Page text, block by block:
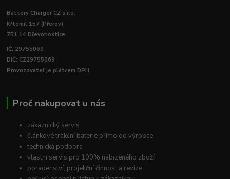
Battery Charger CZ s.r.o.
Křtomil 157 (Přerov)
751 14 Dřevohostice
IČ: 29755069
DIČ: CZ29755069
Provozovatel je plátcem DPH
Proč nakupovat u nás
zákaznický servis
článkové trakční baterie přímo od výrobce
technická podpora
vlastní servis pro 100% nabízeného zboží
poradenství, projekční činnost a revize